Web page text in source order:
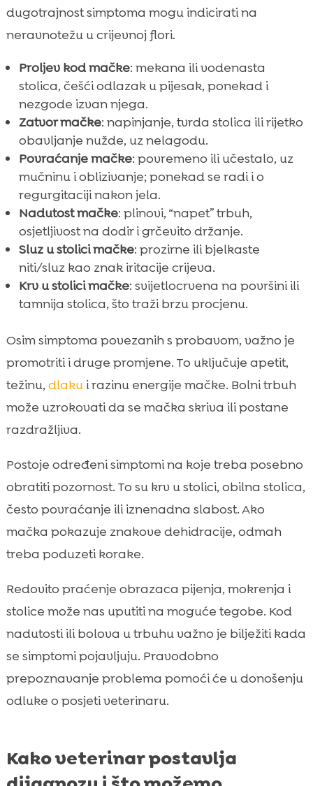
dugotrajnost simptoma mogu indicirati na
neravnotežu u crijevnoj flori.
Proljev kod mačke: mekana ili vodenasta
stolica, češći odlazak u pijesak, ponekad i
nezgode izvan njega.
Zatvor mačke: napinjanje, tvrda stolica ili rijetko
obavljanje nužde, uz nelagodu.
Povraćanje mačke: povremeno ili učestalo, uz
mučninu i oblizivanje; ponekad se radi i o
regurgitaciji nakon jela.
Nadutost mačke: plinovi, “napet” trbuh,
osjetljivost na dodir i grčevito držanje.
Sluz u stolici mačke: prozirne ili bjelkaste
niti/sluz kao znak iritacije crijeva.
Krv u stolici mačke: svijetlocrvena na površini ili
tamnija stolica, što traži brzu procjenu.
Osim simptoma povezanih s probavom, važno je
promotriti i druge promjene. To uključuje apetit,
težinu, dlakui razinu energije mačke. Bolni trbuh
može uzrokovati da se mačka skriva ili postane
razdražljiva.
Postoje određeni simptomi na koje treba posebno
obratiti pozornost. To su krv u stolici, obilna stolica,
često povraćanje ili iznenadna slabost. Ako
mačka pokazuje znakove dehidracije, odmah
treba poduzeti korake.
Redovito praćenje obrazaca pijenja, mokrenja i
stolice može nas uputiti na moguće tegobe. Kod
nadutosti ili bolova u trbuhu važno je bilježiti kada
se simptomi pojavljuju. Pravodobno
prepoznavanje problema pomoći će u donošenju
odluke o posjeti veterinaru.
Kako veterinar postavlja